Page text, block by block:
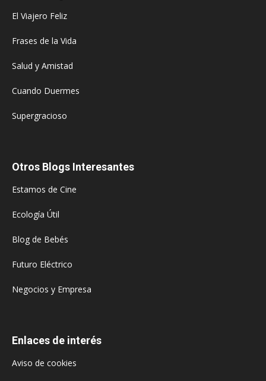
El Viajero Feliz
Frases de la Vida
Salud y Amistad
Cuando Duermes
Supergracioso
Otros Blogs Interesantes
Estamos de Cine
Ecología Útil
Blog de Bebés
Futuro Eléctrico
Negocios y Empresa
Enlaces de interés
Aviso de cookies